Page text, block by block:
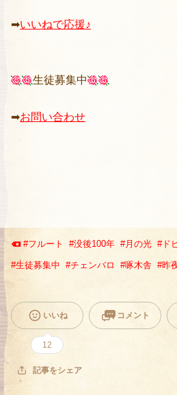
➡︎いいねで応援♪
生徒募集中
➡お問い合わせ
#フルート #没後100年 #月の光 #ド
#生徒募集中 #チェンバロ #啄木舎 #昨
いいね
12
コメント
記事をシェア